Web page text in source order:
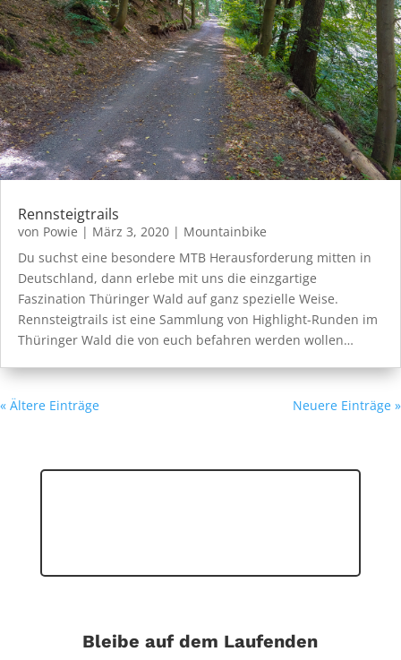
Rennsteigtrails
von Powie | März 3, 2020 | Mountainbike
Du suchst eine besondere MTB Herausforderung mitten in
Deutschland, dann erlebe mit uns die einzgartige
Faszination Thüringer Wald auf ganz spezielle Weise.
Rennsteigtrails ist eine Sammlung von Highlight-Runden im
Thüringer Wald die von euch befahren werden wollen…
« Ältere Einträge Neuere Einträge »
Bleibe auf dem Laufenden